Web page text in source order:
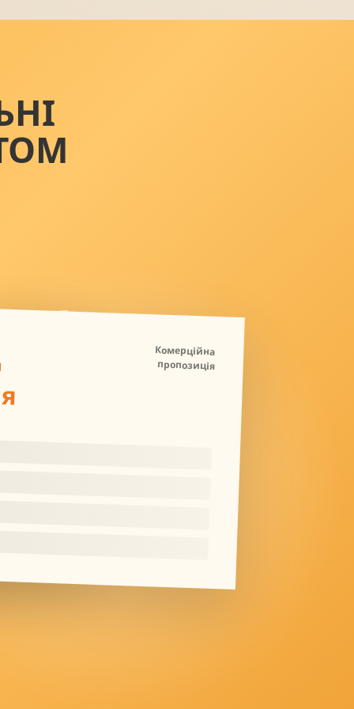
Комерційна
пропозиція